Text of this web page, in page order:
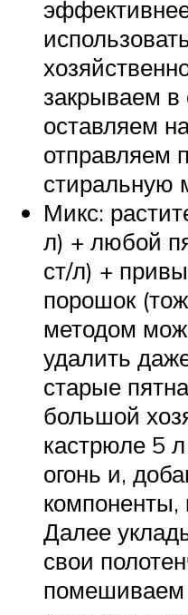
закрываем в
оставляем
отправляем
стиральную
Микс:
л) + любой
ст/л) +
порошок
методом
удалить
старые
большой
кастрюле 5
огонь и,
Далее
свои
помешиваем